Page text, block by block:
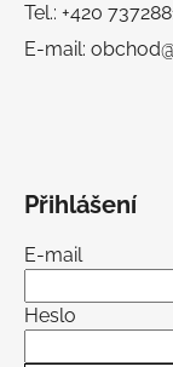
Tel.: +420
E-mail:
Přihlášení
E-mail
Heslo